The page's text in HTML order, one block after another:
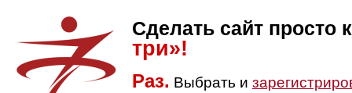
Сделать сайт просто
три»!
Раз. Выбрать и